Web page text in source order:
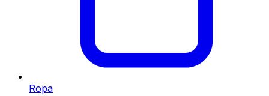
Ropa